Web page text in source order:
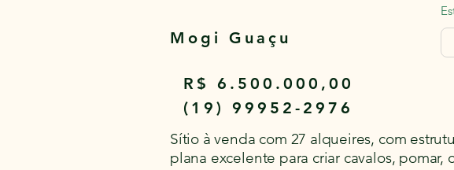
Mogi Guaçu
R$ 6.500.000,00
(19) 99952-2976
Sítio à venda com 27 alqueires, com
plana excelente para criar cavalos, pomar,